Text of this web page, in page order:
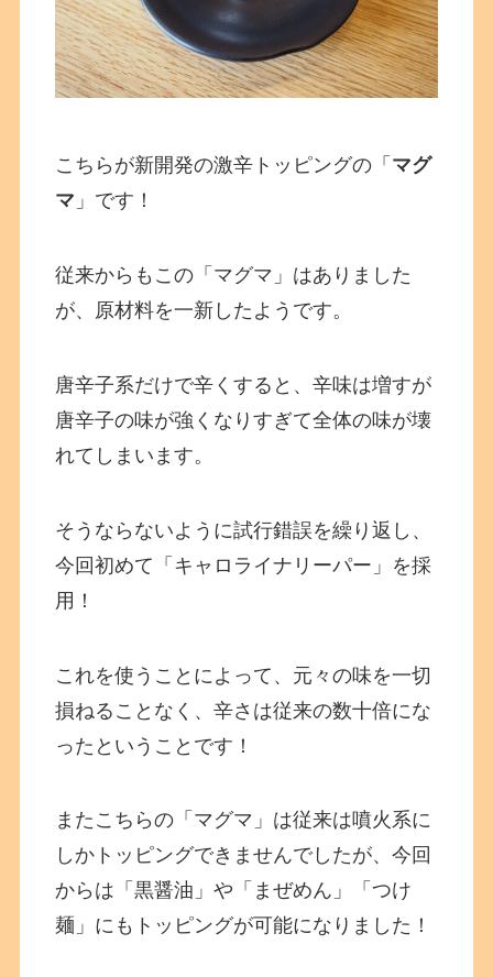
こちらが新開発の激辛トッピングの「 マグ
マ 」です！
従来からもこの「マグマ」はありました
が、原材料を一新したようです。
唐辛子系だけで辛くすると、辛味は増すが
唐辛子の味が強くなりすぎて全体の味が壊
れてしまいます。
そうならないように試行錯誤を繰り返し、
今回初めて「キャロライナリーパー」を採
用！
これを使うことによって、元々の味を一切
損ねることなく、辛さは従来の数十倍にな
ったということです！
またこちらの「マグマ」は従来は噴火系に
しかトッピングできませんでしたが、今回
からは「黒醤油」や「まぜめん」「つけ
麺」にもトッピングが可能になりました！